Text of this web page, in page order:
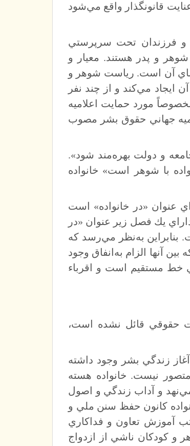
قانونگذار واقع مي‌شود
و فرزندان تحت سرپرستي
و پدر هستند. معيار و
آن است. رياست شوهر و
ايجاد مي‌كند و از چند نفر
مورد حمايت اعلاميه
بشر و قوانين جديد واقع شده است. بند 3 ماده 16 اعلاميه جهاني حقوق بشر مصوب
و دولت بهره‌مند شود».
با شوهر است» خانواده
قانون مدني (مواد 1195 تا 1206) كه داراي عنوان «در خانواده» است
يك فصل زير عنوان «در
شده است. بنابراين به‌نظر مي‌رسد كه
آنها الزام به‌انفاق وجود
خط مستقيم است و اقرباء
حقوقي قائل نشده است،
زندگي بشر وجود داشته
نيست. خانواده هسته
و آداب زندگي و اصول
كانون حفظ سنن ملي و
آموزش تعاون و فداكاري
و كودكان ناشي از ازدواج